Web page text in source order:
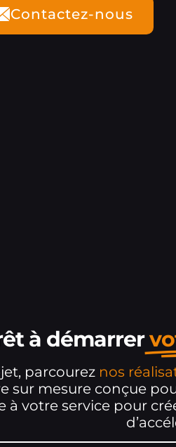
Contactez-nous
à démarrer
parcourez nos
sur mesure conçue
votre service pour